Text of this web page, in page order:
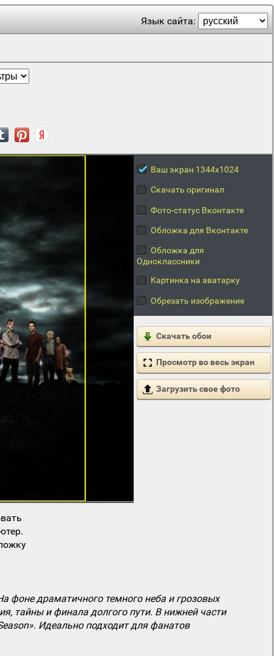
Язык сайта:
Ваш экран 1344x1024
Скачать оригинал
Фото-статус Вконтакте
Обложка для Вконтакте
Обложка для
Одноклассники
Картинка на аватарку
Обрезать изображение
Скачать обои
Просмотр во весь экран
Загрузить свое фото
фоне драматичного темного неба и грозовых
тайны и финала долгого пути. В нижней части
Идеально подходит для фанатов